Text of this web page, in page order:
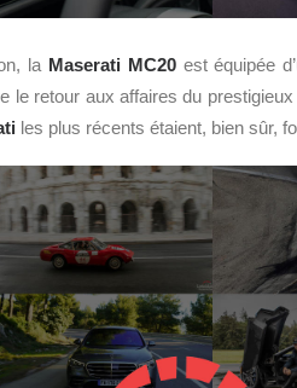
la Maserati MC20est équipée
le retour aux affaires du
les plus récents étaient, bien sûr,